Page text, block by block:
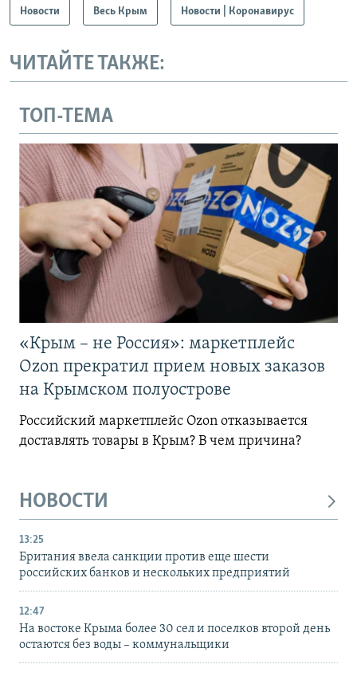
Новости Весь Крым Новости | Коронавирус
ЧИТАЙТЕ ТАКЖЕ:
ТОП-ТЕМА
«Крым – не Россия»: маркетплейс
Ozon прекратил прием новых заказов
на Крымском полуострове
Российский маркетплейс Ozon отказывается
доставлять товары в Крым? В чем причина?
НОВОСТИ
13:25
Британия ввела санкции против еще шести
российских банков и нескольких предприятий
12:47
На востоке Крыма более 30 сел и поселков второй день
остаются без воды – коммунальщики